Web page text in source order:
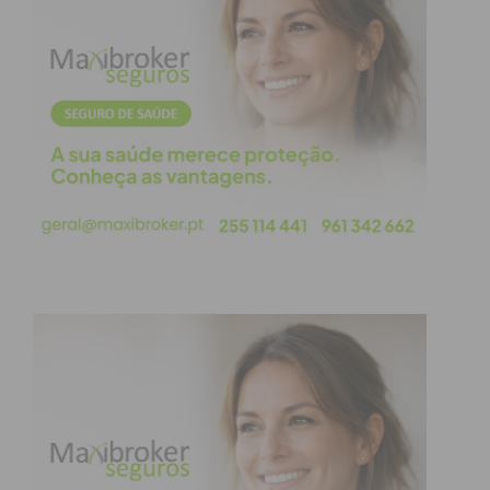
de embarque/desembarque, o tempo de viagem vai
reduzir consideravelmente, passando das 2h50
para 1h19 no serviço mais direto e 1h45 no serviço
com 4 paragens (Leiria, Coimbra, Aveiro e Gaia),
para além de que é expectável que o preço dos
bilhetes seja semelhante ao praticado pelo serviço
equivalentes.
iniciar por todo o país, que devolverão a
importância estratégica à ferrovia, fomentando a
coesão territorial, esta empreitada voltará a
posicionar o país na senda da bitola internacional,
reforçando a intermodalidade e rentabilizando o
potencial da localização e de desenvolvimento